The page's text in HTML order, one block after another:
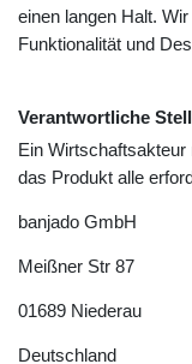
einen langen Halt.
Funktionalität und
Verantwortliche
Ein
das Produkt alle
banjado GmbH
Meißner Str 87
01689 Niederau
Deutschland